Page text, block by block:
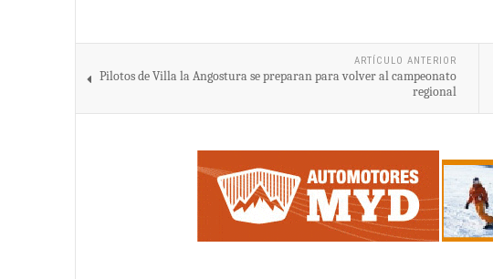
ARTÍCULO ANTERIOR
Pilotos de Villa la Angostura se preparan para volver al campeonato
regional